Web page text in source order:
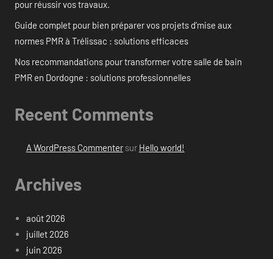
pour réussir vos travaux.
Guide complet pour bien préparer vos projets d’mise aux
normes PMR à Trélissac : solutions efficaces
Nos recommandations pour transformer votre salle de bain
PMR en Dordogne : solutions professionnelles
Recent Comments
A WordPress Commentersur Hello world!
Archives
août 2026
juillet 2026
juin 2026